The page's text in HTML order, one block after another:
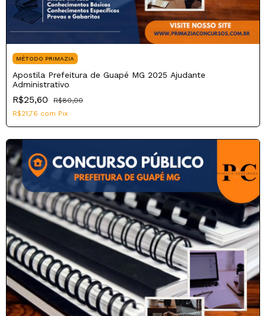
MÉTODO PRIMAZIA
Apostila Prefeitura de Guapé MG 2025 Ajudante
Administrativo
R$25,60
R$80,00
R$21,76 com Pix